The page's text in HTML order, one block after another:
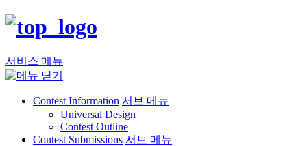
서비스 메뉴
Contest Information 서브 메뉴
Universal Design
Contest Outline
Contest Submissions 서브 메뉴